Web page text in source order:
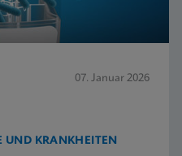
07. Januar 2026
UND KRANKHEITEN